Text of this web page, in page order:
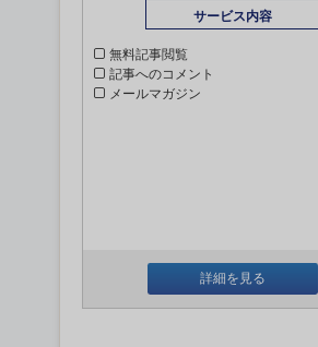
サービス内容
無料記事閲覧
記事へのコメント
メールマガジン
詳細を見る